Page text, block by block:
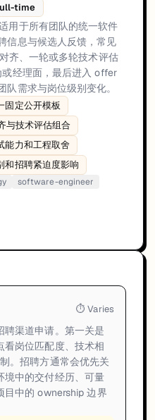
software-engineer, interview
time
用于所有团队的统一软件
信息与候选人反馈，常见
齐、一轮或多轮技术评估
或经理面，最后进入 offer
需求与岗位级别变化。
固定公开模板
与技术评估组合
能力和工程取舍
和招聘紧迫度影响
software-engineer
⏱Varies
聘渠道申请。第一关是
看岗位匹配度、技术相
。招聘方通常会优先关
境中的交付经历、可量
目中的 ownership 边界